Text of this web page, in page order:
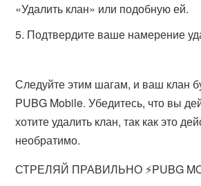
«Удалить клан» или подобную ей.
Подтвердите ваше намерение
Следуйте этим шагам, и ваш клан
PUBG Mobile. Убедитесь, что вы
хотите удалить клан, так как это
необратимо.
СТРЕЛЯЙ ПРАВИЛЬНО ⚡️PUBG